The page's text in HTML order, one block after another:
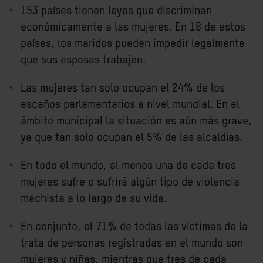
153 países tienen leyes que discriminan
económicamente a las mujeres. En 18 de estos
países, los maridos pueden impedir legalmente
que sus esposas trabajen.
Las mujeres tan solo ocupan el 24% de los
escaños parlamentarios a nivel mundial. En el
ámbito municipal la situación es aún más grave,
ya que tan solo ocupan el 5% de las alcaldías.
En todo el mundo, al menos una de cada tres
mujeres sufre o sufrirá algún tipo de violencia
machista a lo largo de su vida.
En conjunto, el 71% de todas las víctimas de la
trata de personas registradas en el mundo son
mujeres y niñas, mientras que tres de cada